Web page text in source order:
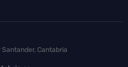
página
Cantabria